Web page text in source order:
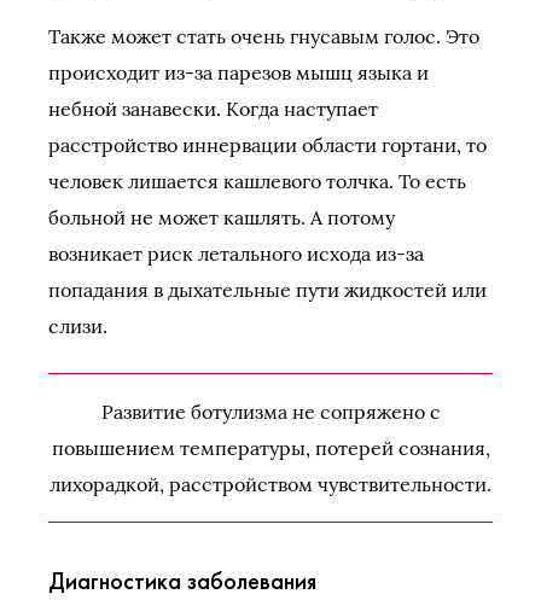
Также может стать очень гнусавым голос. Это
происходит из-за парезов мышц языка и
небной занавески. Когда наступает
расстройство иннервации области гортани, то
человек лишается кашлевого толчка. То есть
больной не может кашлять. А потому
возникает риск летального исхода из-за
попадания в дыхательные пути жидкостей или
слизи.
Развитие ботулизма не сопряжено с
повышением температуры, потерей сознания,
лихорадкой, расстройством чувствительности.
Диагностика заболевания